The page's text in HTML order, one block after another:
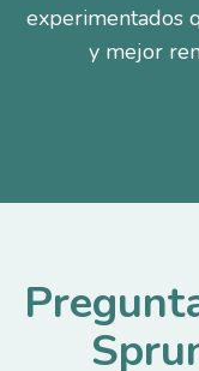
experimentados
y mejor